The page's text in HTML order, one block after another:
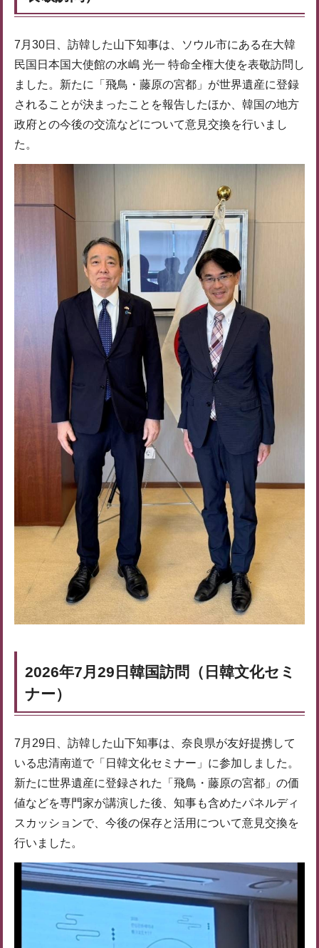
7月30日、訪韓した山下知事は、ソウル市にある在大韓
民国日本国大使館の水嶋 光一 特命全権大使を表敬訪問し
ました。新たに「飛鳥・藤原の宮都」が世界遺産に登録
されることが決まったことを報告したほか、韓国の地方
政府との今後の交流などについて意見交換を行いまし
た。
2026年7月29日韓国訪問（日韓文化セミ
ナー）
7月29日、訪韓した山下知事は、奈良県が友好提携して
いる忠清南道で「日韓文化セミナー」に参加しました。
新たに世界遺産に登録された「飛鳥・藤原の宮都」の価
値などを専門家が講演した後、知事も含めたパネルディ
スカッションで、今後の保存と活用について意見交換を
行いました。